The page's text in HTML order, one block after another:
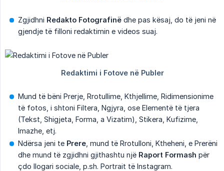
Zgjidhni Redakto Fotografinë dhe pas kësaj, do të jeni në
gjendje të filloni redaktimin e videos suaj.
Mund të bëni Prerje, Rrotullime, Kthjellime, Ridimensionime
të fotos, i shtoni Filtera, Ngjyra, ose Elementë të tjera
(Tekst, Shigjeta, Forma, a Vizatim), Stikera, Kufizime,
Imazhe, etj.
Ndërsa jeni te Prere , mund të Rrotulloni, Ktheheni, e Prerëni
dhe mund të zgjidhni gjithashtu një Raport Formash për
çdo llogari sociale, p.sh. Portrait të Instagram.